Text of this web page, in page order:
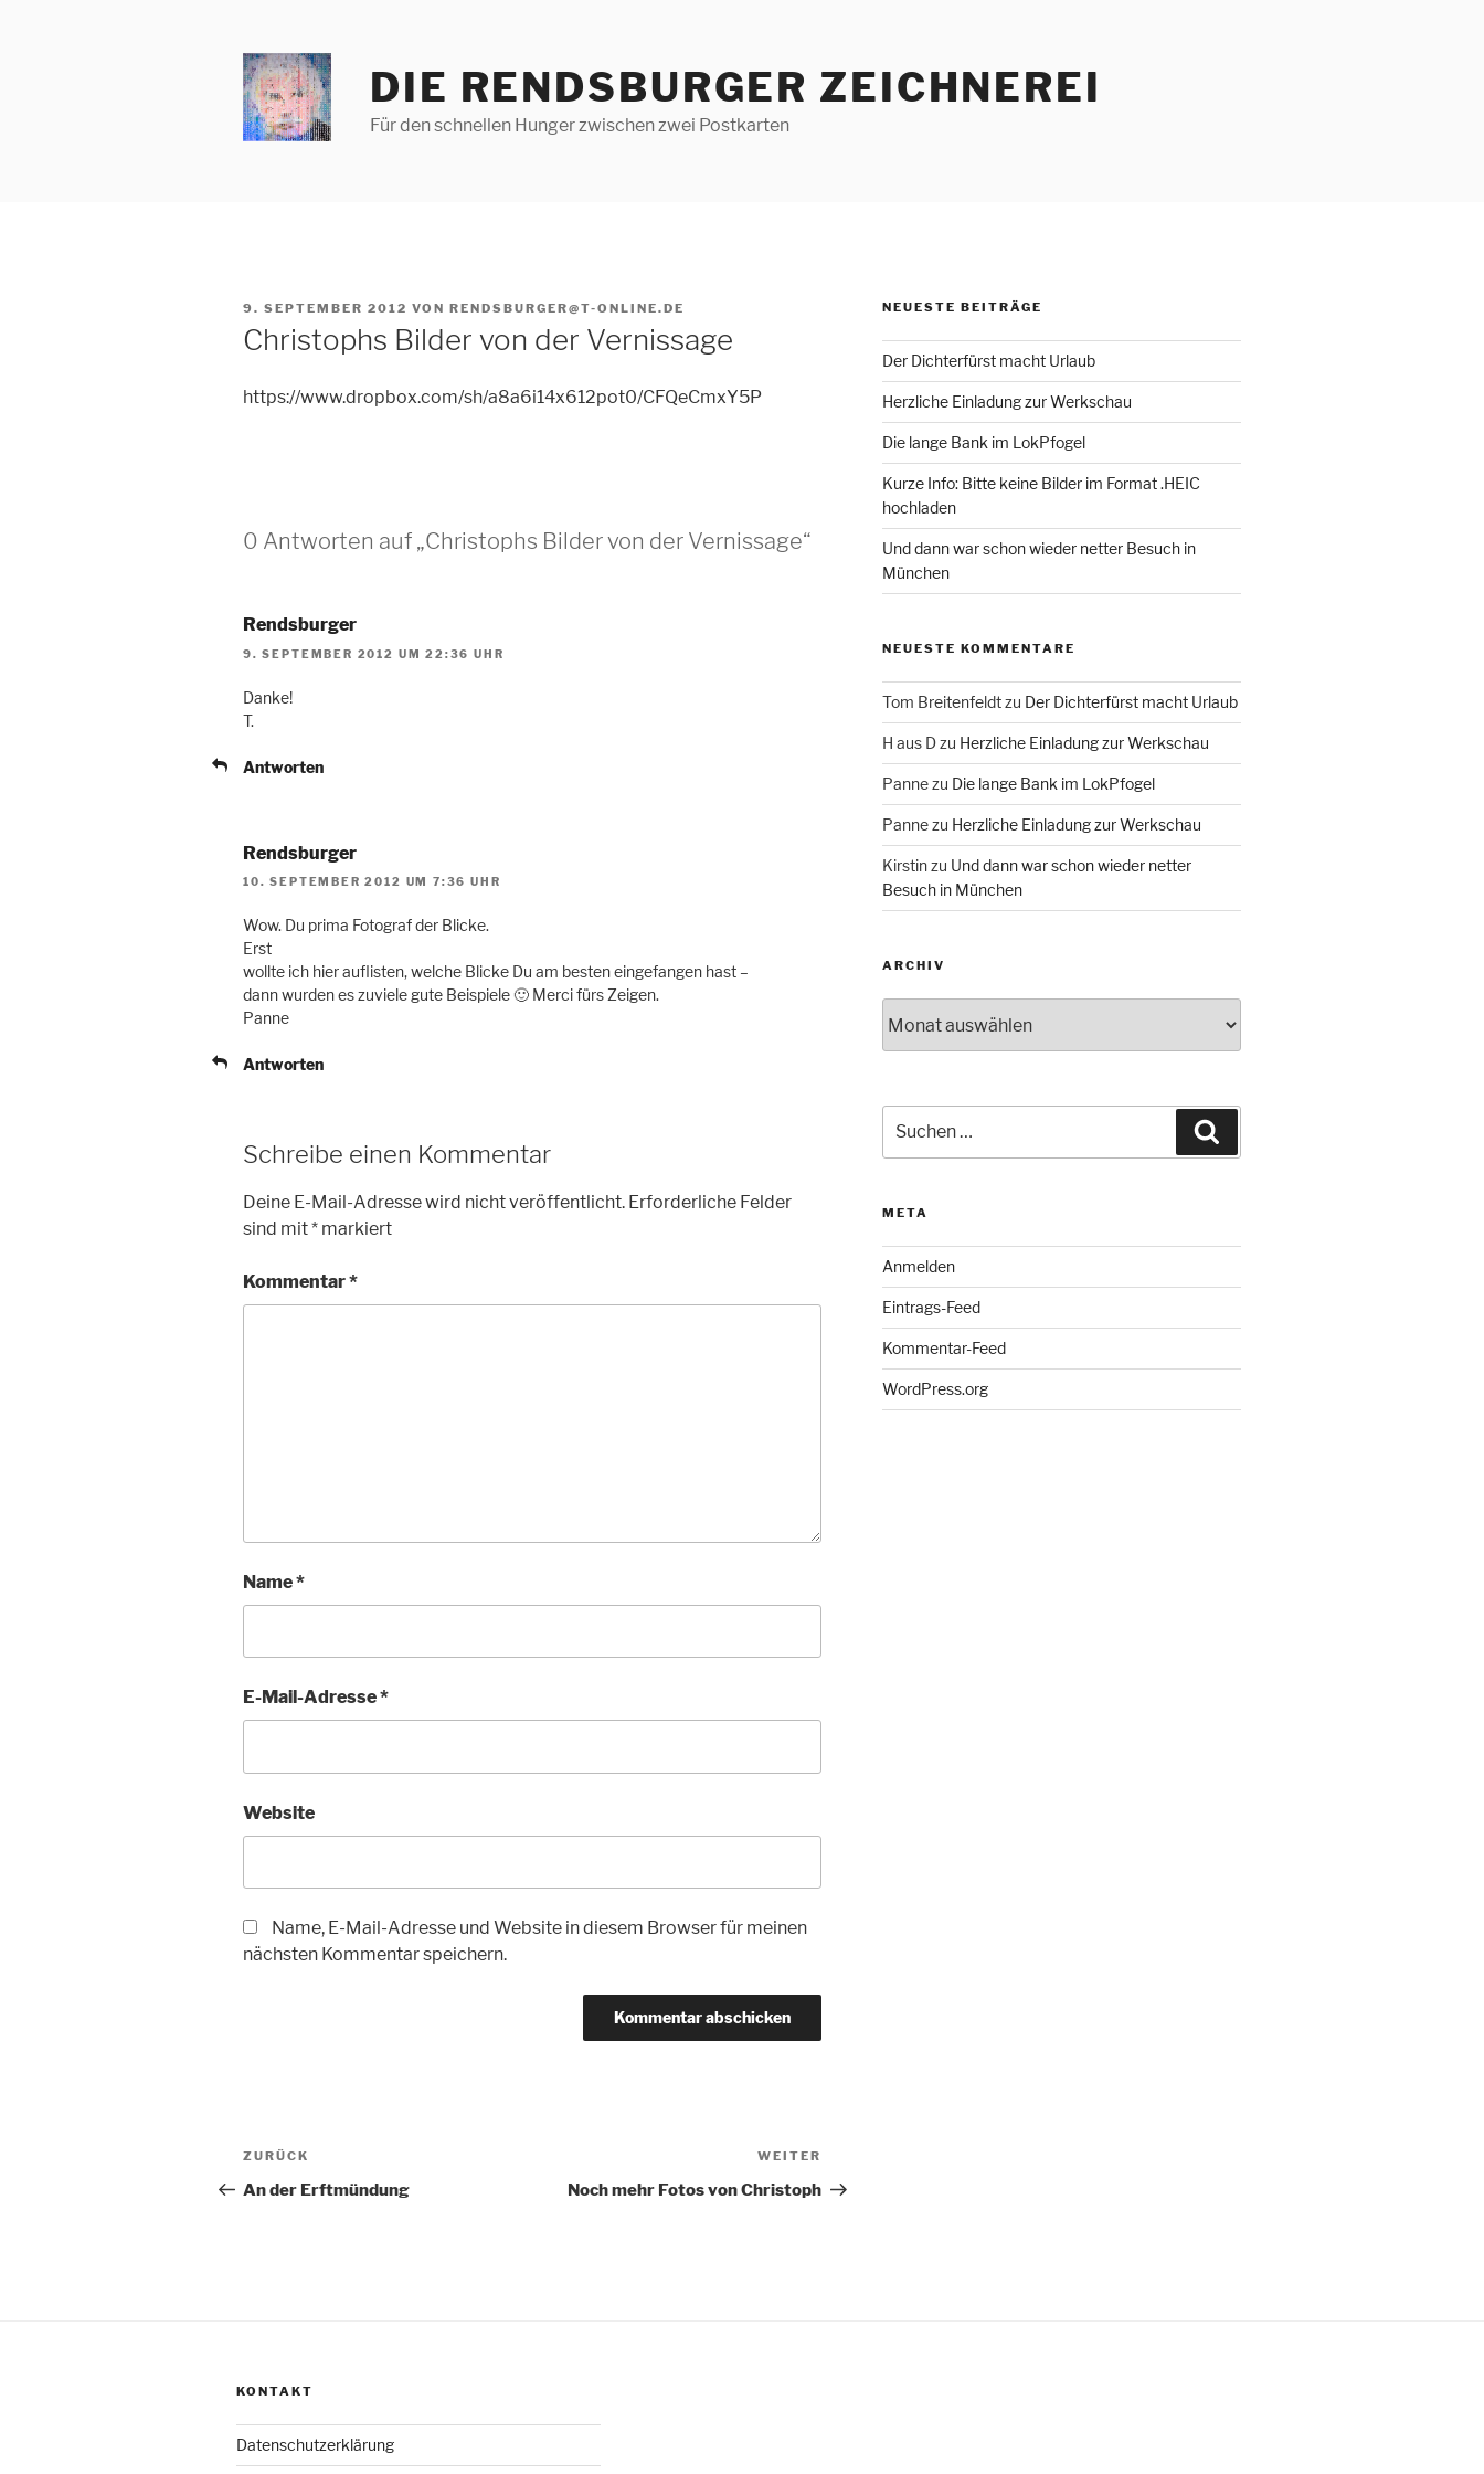
DIE RENDSBURGER ZEICHNEREI
Für den schnellen Hunger zwischen zwei Postkarten
VERÖFFENTLICHT
9. SEPTEMBER 2012 VON RENDSBURGER@T-ONLINE.DE
Christophs Bilder von der Vernissage
https://www.dropbox.com/sh/a8a6i14x612pot0/CFQeCmxY5P
0 Antworten auf „Christophs Bilder von der Vernissage“
Rendsburger
9. SEPTEMBER 2012 UM 22:36 UHR
Danke!
T.
Antworten
Rendsburger
10. SEPTEMBER 2012 UM 7:36 UHR
Wow. Du prima Fotograf der Blicke.
Erst
wollte ich hier auflisten, welche Blicke Du am besten eingefangen hast –
dann wurden es zuviele gute Beispiele 🙂 Merci fürs Zeigen.
Panne
Antworten
Schreibe einen Kommentar
Deine E-Mail-Adresse wird nicht veröffentlicht. Erforderliche Felder
sind mit* markiert
Kommentar*
Name*
E-Mail-Adresse*
Website
Name, E-Mail-Adresse und Website in diesem Browser für meinen
nächsten Kommentar speichern.
Beitragsnavigation
Vorheriger
Beitrag
ZURÜCK
An der Erftmündung
Beitrag
WEITER
Noch mehr Fotos von Christoph
NEUESTE BEITRÄGE
Der Dichterfürst macht Urlaub
Herzliche Einladung zur Werkschau
Die lange Bank im LokPfogel
Kurze Info: Bitte keine Bilder im Format .HEIC
hochladen
Und dann war schon wieder netter Besuch in
München
NEUESTE KOMMENTARE
Tom Breitenfeldtzu Der Dichterfürst macht Urlaub
H aus Dzu Herzliche Einladung zur Werkschau
Pannezu Die lange Bank im LokPfogel
Pannezu Herzliche Einladung zur Werkschau
Kirstinzu Und dann war schon wieder netter
Besuch in München
ARCHIV
nach:
META
Anmelden
Eintrags-Feed
Kommentar-Feed
WordPress.org
KONTAKT
Datenschutzerklärung